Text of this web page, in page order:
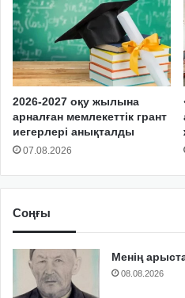
2026-2027 оқу жылына
арналған мемлекеттік грант
иегерлері анықталды
07.08.2026
Соңғы
Менің
08.08.2026